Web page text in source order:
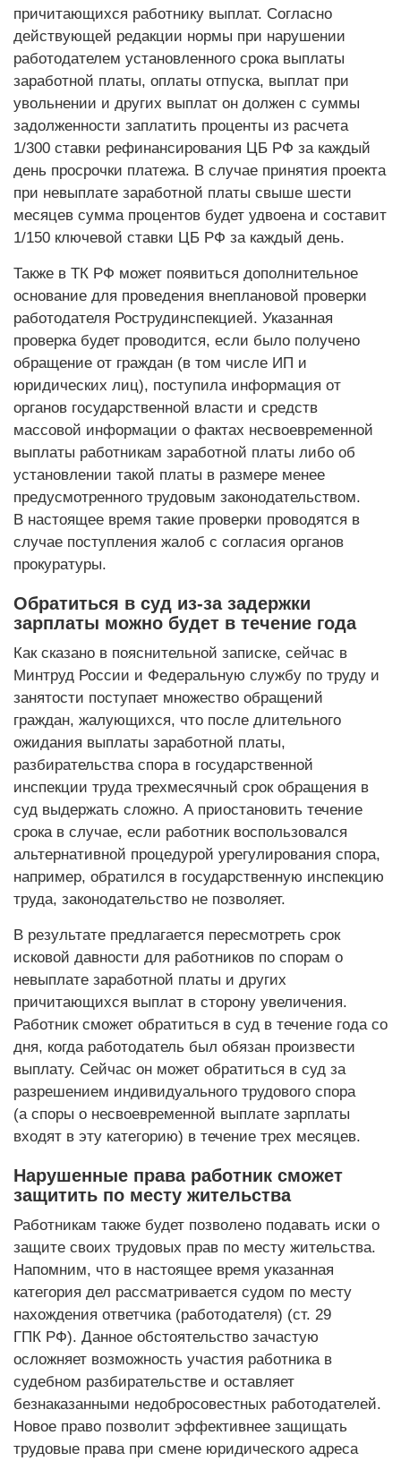
причитающихся работнику выплат. Согласно
действующей редакции нормы при нарушении
работодателем установленного срока выплаты
заработной платы, оплаты отпуска, выплат при
увольнении и других выплат он должен с суммы
задолженности заплатить проценты из расчета
1/300 ставки рефинансирования ЦБ РФ за каждый
день просрочки платежа. В случае принятия проекта
при невыплате заработной платы свыше шести
месяцев сумма процентов будет удвоена и составит
1/150 ключевой ставки ЦБ РФ за каждый день.
Также в ТК РФ может появиться дополнительное
основание для проведения внеплановой проверки
работодателя Рострудинспекцией. Указанная
проверка будет проводится, если было получено
обращение от граждан (в том числе ИП и
юридических лиц), поступила информация от
органов государственной власти и средств
массовой информации о фактах несвоевременной
выплаты работникам заработной платы либо об
установлении такой платы в размере менее
предусмотренного трудовым законодательством.
В настоящее время такие проверки проводятся в
случае поступления жалоб с согласия органов
прокуратуры.
Обратиться в суд из-за задержки
зарплаты можно будет в течение года
Как сказано в пояснительной записке, сейчас в
Минтруд России и Федеральную службу по труду и
занятости поступает множество обращений
граждан, жалующихся, что после длительного
ожидания выплаты заработной платы,
разбирательства спора в государственной
инспекции труда трехмесячный срок обращения в
суд выдержать сложно. А приостановить течение
срока в случае, если работник воспользовался
альтернативной процедурой урегулирования спора,
например, обратился в государственную инспекцию
труда, законодательство не позволяет.
В результате предлагается пересмотреть срок
исковой давности для работников по спорам о
невыплате заработной платы и других
причитающихся выплат в сторону увеличения.
Работник сможет обратиться в суд в течение года со
дня, когда работодатель был обязан произвести
выплату. Сейчас он может обратиться в суд за
разрешением индивидуального трудового спора
(а споры о несвоевременной выплате зарплаты
входят в эту категорию) в течение трех месяцев.
Нарушенные права работник сможет
защитить по месту жительства
Работникам также будет позволено подавать иски о
защите своих трудовых прав по месту жительства.
Напомним, что в настоящее время указанная
категория дел рассматривается судом по мес­ту
нахождения ответчика (работодателя) (ст. 29
ГПК РФ). Данное обстоятельство зачас­тую
осложняет возможность участия работника в
судебном разбирательстве и оставляет
безнаказанными недобросовестных работодателей.
Новое право позволит эффективнее защищать
трудовые права при смене юридического адреса